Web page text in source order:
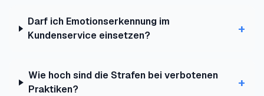
Darf ich Emotionserkennung im
Kundenservice einsetzen?
+
Wie hoch sind die Strafen bei verbotenen
Praktiken?
+